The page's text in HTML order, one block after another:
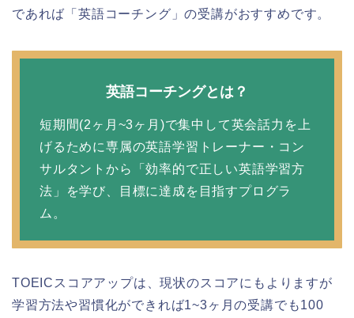
であれば「英語コーチング」の受講がおすすめです。
英語コーチングとは？
短期間(2ヶ月~3ヶ月)で集中して英会話力を上
げるために専属の英語学習トレーナー・コン
サルタントから「効率的で正しい英語学習方
法」を学び、目標に達成を目指すプログラ
ム。
TOEICスコアアップは、現状のスコアにもよりますが
学習方法や習慣化ができれば1~3ヶ月の受講でも100